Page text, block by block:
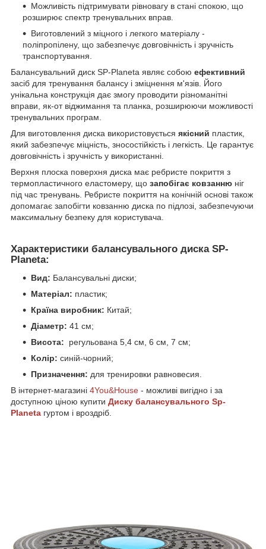
Можливість підтримувати рівновагу в стані спокою, що
розширює спектр тренувальних вправ.
Виготовлений з міцного і легкого матеріалу -
поліпропілену, що забезпечує довговічність і зручність
транспортування.
Балансувальний диск SP-Planeta являє собою ефективний
засіб для тренування балансу і зміцнення м'язів. Його
унікальна конструкція дає змогу проводити різноманітні
вправи, як-от віджимання та планка, розширюючи можливості
тренувальних програм.
Для виготовлення диска використовується якісний пластик,
який забезпечує міцність, зносостійкість і легкість. Це гарантує
довговічність і зручність у використанні.
Верхня плоска поверхня диска має ребристе покриття з
термопластичного еластомеру, що запобігає ковзанню ніг
під час тренувань. Ребристе покриття на конічній основі також
допомагає запобігти ковзанню диска по підлозі, забезпечуючи
максимальну безпеку для користувача.
Характеристики балансувального диска SP-
Planeta:
Вид: Балансувальні диски;
Матеріал: пластик;
Країна виробник: Китай;
Діаметр: 41 см;
Висота:
регульована 5,4 см, 6 см, 7 см;
Колір: синій-чорний;
Призначення: для тренировки равновесия.
В інтернет-магазині 4You&House - можливі вигідно і за
доступною ціною купити Диску балансувального Sp-
Planeta гуртом і вроздріб.